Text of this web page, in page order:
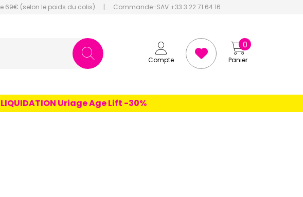
69€ (selon le poids du colis) | Commande-SAV +33 3 22 71 64 16
Compte Panier
0
Uriage Age Lift -30%